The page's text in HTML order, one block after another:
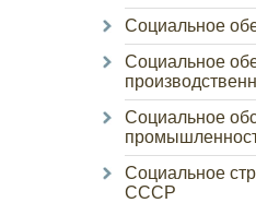
Социальное
Социальное
Социальное
Социальное
СССР